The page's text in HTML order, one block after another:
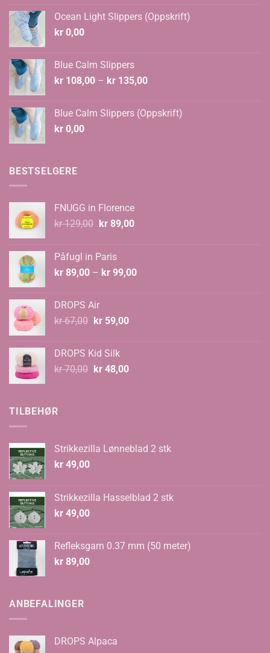
kr 124,00.kr 108,00.
Ocean Light Slippers (Oppskrift)
kr 0,00
Blue Calm Slippers
kr 108,00 – kr 135,00Prisområde:
kr 135,00
Blue Calm Slippers (Oppskrift)
kr 0,00
BESTSELGERE
FNUGG in Florence
kr129,00 Opprinnelig
kr 129,00.
kr89,00Nåværende
Påfugl in Paris
kr 89,00 – kr 99,00Prisområde:
DROPS Air
kr67,00 Opprinnelig
kr 67,00.
kr59,00Nåværende
DROPS Kid Silk
kr70,00 Opprinnelig
kr48,00Nåværende
TILBEHØR
Strikkezilla Lønneblad 2 stk
kr 49,00
Strikkezilla Hasselblad 2 stk
kr 49,00
Refleksgarn 0.37 mm (50 meter)
kr 89,00
ANBEFALINGER
DROPS Alpaca